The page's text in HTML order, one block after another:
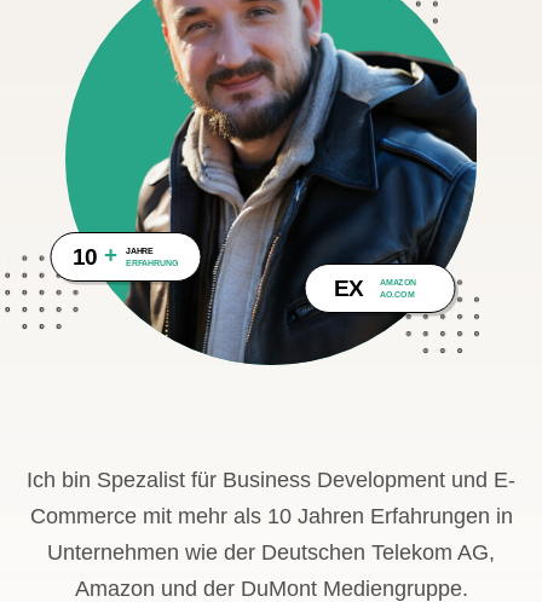
Ich bin Spezalist für Business Development und E-
Commerce mit mehr als 10 Jahren Erfahrungen in
Unternehmen wie der Deutschen Telekom AG,
Amazon und der DuMont Mediengruppe.
10 +
JAHRE
ERFAHRUNG
EX
AMAZON
AO.COM